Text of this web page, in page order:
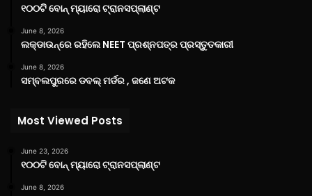
୧୦୦ଟି ବୋନ୍ ମ୍ୟାରୋ ଟ୍ରାନସପ୍ଲାଣ୍ଟ
June 8, 2026
ଲକ୍‌ଡାଉନ୍‌ରେ ରହିଲେ NEET ପ୍ରଶ୍ନପତ୍ର ପ୍ରସ୍ତୁତକାରୀ
June 8, 2026
ସମ୍ବଲପୁରରେ ଡବଲ୍ ମର୍ଡର , ଜଣେ ଅଟକ
Most Viewed Posts
June 23, 2026
୧୦୦ଟି ବୋନ୍ ମ୍ୟାରୋ ଟ୍ରାନସପ୍ଲାଣ୍ଟ
June 8, 2026